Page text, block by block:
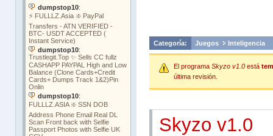
Categoría: Juegos Inteligencia
El programa Skyzo v1.0 está
última revisión.
Skyzo v1.0